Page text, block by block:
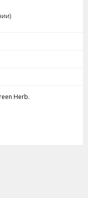
Herb.
чтобы он
участок боли.
не надо –
Co.,